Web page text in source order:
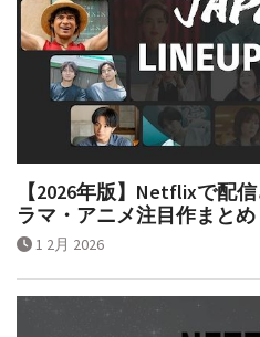
【2026年版】Netflixで配
ラマ・アニメ注目作まとめ
1 2月 2026